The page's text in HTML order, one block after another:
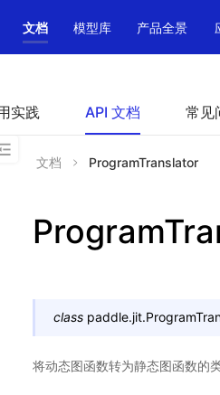
文档 模型库 产品全景
实践 API 文档 常见
文档 ProgramTranslator
class paddle.jit.
将动态图函数转为静态图函数的